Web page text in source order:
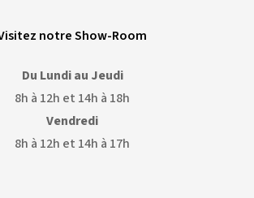
notre Show-Room
Du Lundi au Jeudi
8h à 12h et 14h à 18h
Vendredi
8h à 12h et 14h à 17h